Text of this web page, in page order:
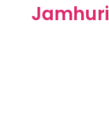
Jamhuri